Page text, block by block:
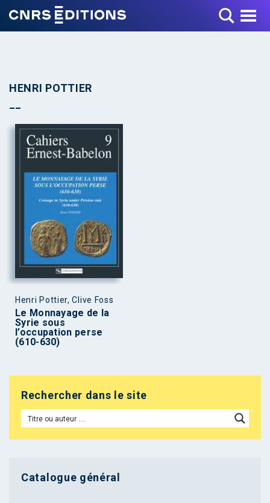
Toggle Menu
HENRI POTTIER
Henri Pottier, Clive Foss
Le Monnayage de la
Syrie sous
l’occupation perse
(610-630)
Rechercher dans le site
Catalogue général